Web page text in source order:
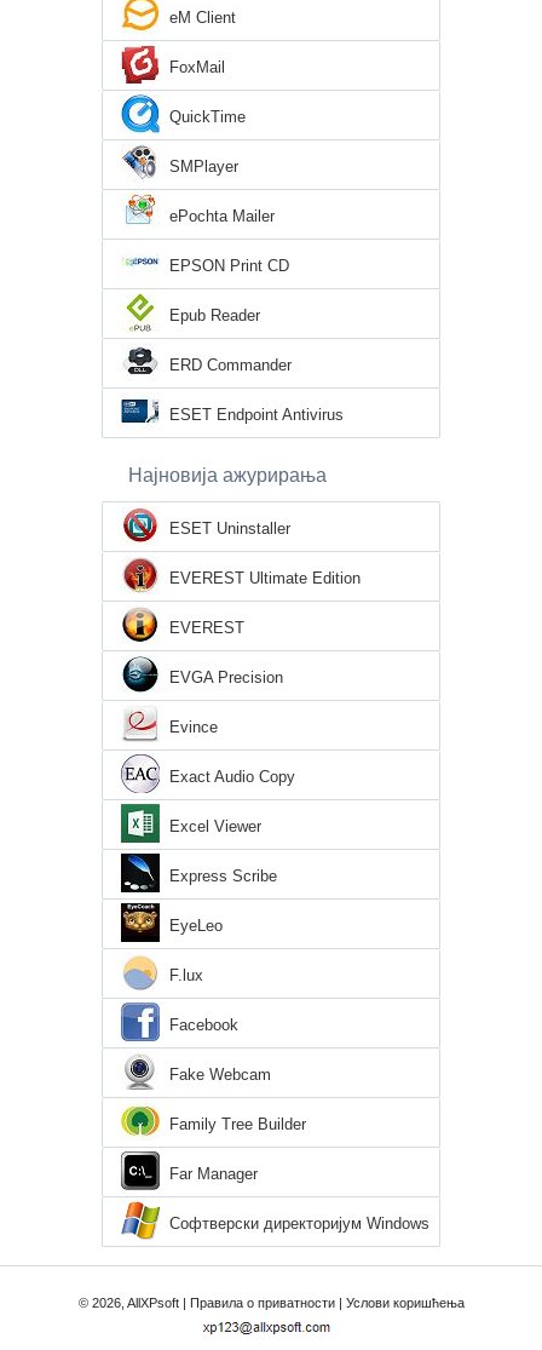
eM Client
FoxMail
QuickTime
SMPlayer
ePochta Mailer
EPSON Print CD
Epub Reader
ERD Commander
ESET Endpoint Antivirus
Најновија ажурирања
ESET Uninstaller
EVEREST Ultimate Edition
EVEREST
EVGA Precision
Evince
Exact Audio Copy
Excel Viewer
Express Scribe
EyeLeo
F.lux
Facebook
Fake Webcam
Family Tree Builder
Far Manager
Софтверски директоријум Windows
XP
© 2026, AllXPsoft | Правила о приватности| Услови коришћења